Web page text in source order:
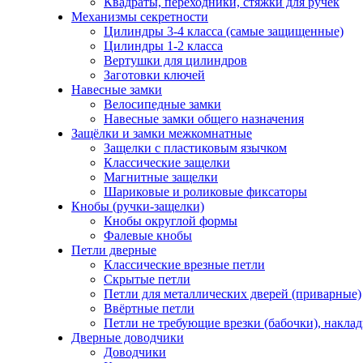
Механизмы секретности
Цилиндры 3-4 класса (самые защищенные)
Цилиндры 1-2 класса
Вертушки для цилиндров
Заготовки ключей
Навесные замки
Велосипедные замки
Навесные замки общего назначения
Защёлки и замки межкомнатные
Защелки с пластиковым язычком
Классические защелки
Магнитные защелки
Шариковые и роликовые фиксаторы
Кнобы (ручки-защелки)
Кнобы округлой формы
Фалевые кнобы
Петли дверные
Классические врезные петли
Скрытые петли
Петли для металлических дверей (приварные)
Ввёртные петли
Петли не требующие врезки (бабочки),
Дверные доводчики
Доводчики